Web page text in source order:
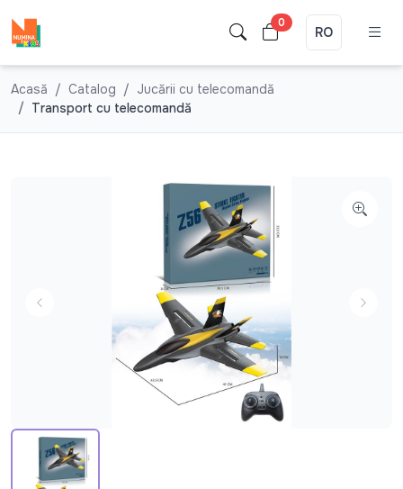
0
RO
Acasă Catalog
Jucării cu telecomandă
Transport cu telecomandă